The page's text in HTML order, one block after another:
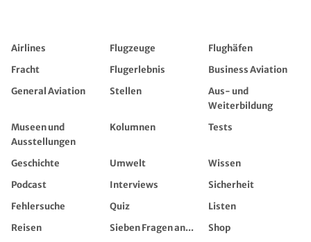
Airlines Flugzeuge
Flughäfen
Fracht
Flugerlebnis
Business Aviation
General Aviation
Stellen
Aus- und
Weiterbildung
Museen und
Ausstellungen
Kolumnen Tests
Geschichte Umwelt
Wissen
Podcast
Interviews
Sicherheit
Fehlersuche
Quiz
Listen
Reisen
Sieben Fragen an...
Shop